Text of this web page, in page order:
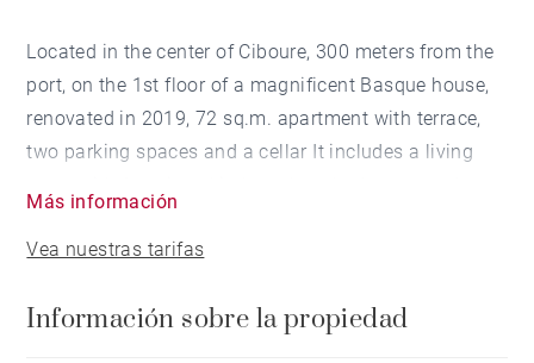
Located in the center of Ciboure, 300 meters from the
port, on the 1st floor of a magnificent Basque house,
renovated in 2019, 72 sq.m. apartment with terrace,
two parking spaces and a cellar It includes a living
to tourism, ideal for investors
Más información
Vea nuestras tarifas
Información sobre la propiedad